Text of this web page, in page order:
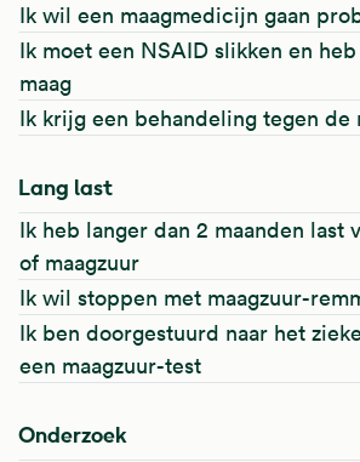
Ik wil een maagmedicijn gaan
Ik moet een NSAID slikken en
maag
Ik krijg een behandeling tegen de
Lang last
Ik heb langer dan 2 maanden last
of maagzuur
Ik wil stoppen met maagzuur-
Ik ben doorgestuurd naar het
een maagzuur-test
Onderzoek